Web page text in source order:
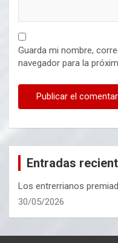
Guarda mi nombre,
navegador para la
Entradas
Los entrerrianos
30/05/2026